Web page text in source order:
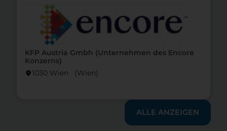
KFP Austria Gmbh (Unternehmen des Encore
Konzerns)
location_on1030 Wien (Wien)
ALLE ANZEIGEN